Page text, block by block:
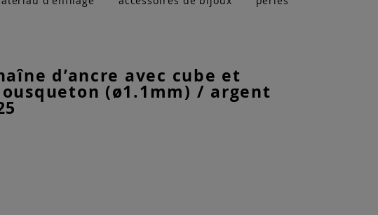
d’ancre avec cube et
(ø1.1mm) / argent